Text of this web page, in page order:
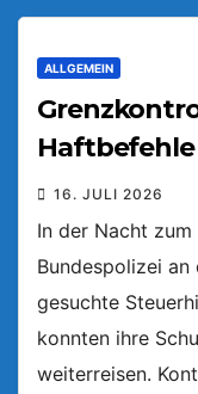
ALLGEMEIN
16. JULI 2026
In der Nacht
Bundespolizei
gesuchte
konnten ihre
weiterreisen.